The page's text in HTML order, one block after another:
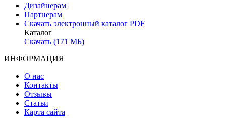
Дизайнерам
Партнерам
Скачать электронный каталог PDF
Каталог
Скачать (171 МБ)
ИНФОРМАЦИЯ
О нас
Контакты
Отзывы
Статьи
Карта сайта